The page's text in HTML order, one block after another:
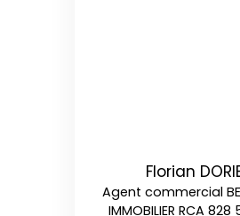
Florian
Agent commercial BEAUMONT
IMMOBILIER RCA